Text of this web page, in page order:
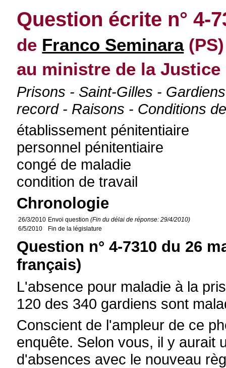
Question écrite n° 4-
de Franco Seminara(PS)
au ministre de la Justice
Prisons - Saint-Gilles -
record - Raisons - Conditions
établissement pénitentiaire
personnel pénitentiaire
congé de maladie
condition de travail
Chronologie
26/3/2010 Envoi question(Fin du délai de réponse: 29/4/2010)
6/5/2010
Fin de la législature
Question n° 4-7310 du 26
français)
L'absence pour maladie à la
120 des 340 gardiens sont
Conscient de l'ampleur de ce
enquête. Selon vous, il y aurait
d'absences avec le nouveau